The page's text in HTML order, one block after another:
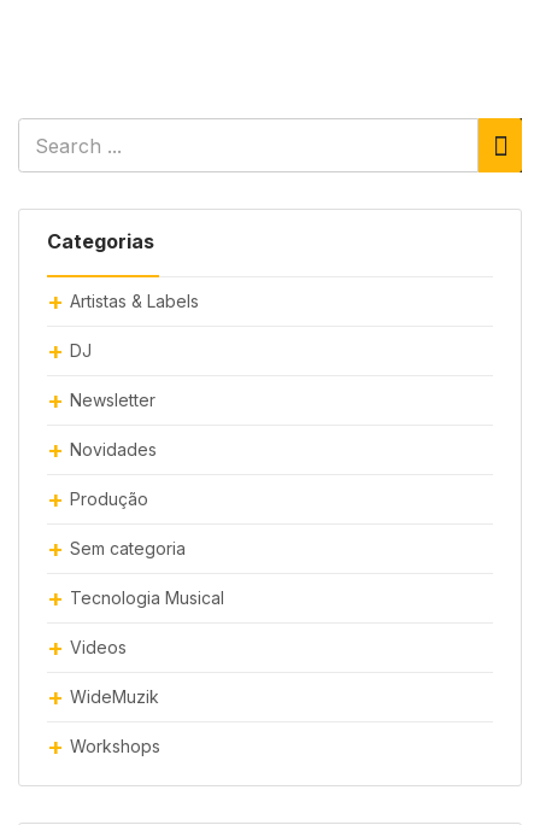
Categorias
Artistas & Labels
DJ
Newsletter
Novidades
Produção
Sem categoria
Tecnologia Musical
Videos
WideMuzik
Workshops